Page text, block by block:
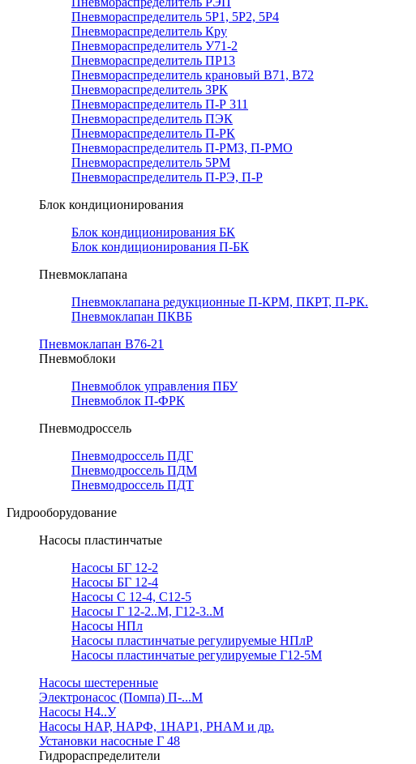
Пневмораспределитель 5Р1, 5Р2, 5Р4
Пневмораспределитель Кру
Пневмораспределитель У71-2
Пневмораспределитель ПР13
Пневмораспределитель крановый В71, В72
Пневмораспределитель 3РК
Пневмораспределитель П-Р 311
Пневмораспределитель ПЭК
Пневмораспределитель П-РК
Пневмораспределитель П-РМЗ, П-РМО
Пневмораспределитель 5РМ
Пневмораспределитель П-РЭ, П-Р
Блок кондиционирования
Блок кондиционирования БК
Блок кондиционирования П-БК
Пневмоклапана
Пневмоклапана редукционные П-КРМ, ПКРТ, П-РК.
Пневмоклапан ПКВБ
Пневмоклапан В76-21
Пневмоблоки
Пневмоблок управления ПБУ
Пневмоблок П-ФРК
Пневмодроссель
Пневмодроссель ПДГ
Пневмодроссель ПДМ
Пневмодроссель ПДТ
Гидрооборудование
Насосы пластинчатые
Насосы БГ 12-2
Насосы БГ 12-4
Насосы С 12-4, С12-5
Насосы Г 12-2..М, Г12-3..М
Насосы НПл
Насосы пластинчатые регулируемые НПлР
Насосы пластинчатые регулируемые Г12-5М
Насосы шестеренные
Электронасос (Помпа) П-...М
Насосы Н4..У
Насосы НАР, НАРФ, 1НАР1, РНАМ и др.
Установки насосные Г 48
Гидрораспределители